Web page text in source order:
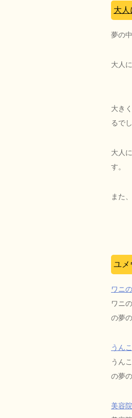
大人
夢の
大人
大き
るで
大人
す。
また
ユメ
ワニ
ワニ
の夢
うん
うん
の夢
美容